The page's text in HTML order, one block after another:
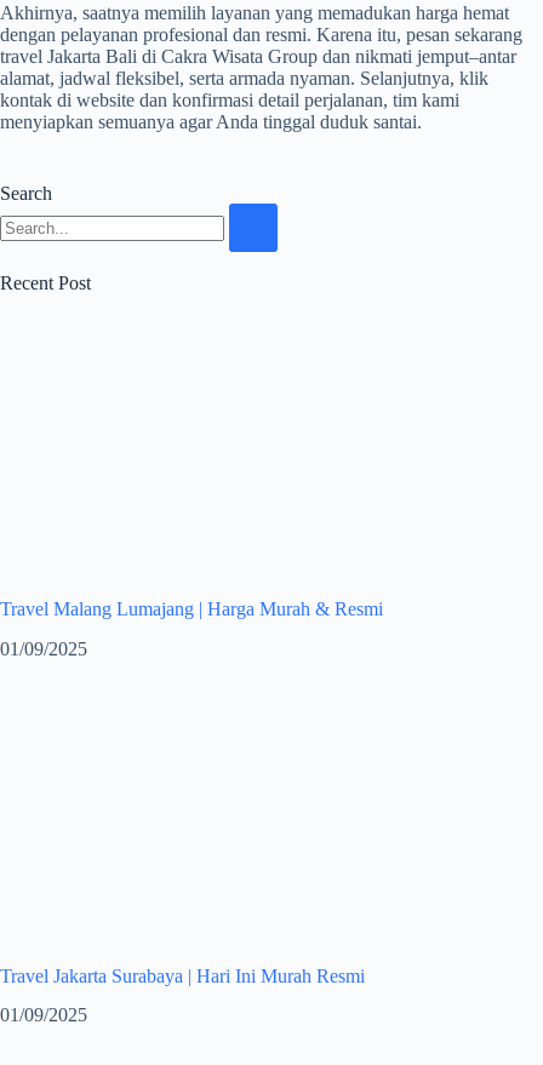
Akhirnya, saatnya memilih layanan yang memadukan harga hemat
dengan pelayanan profesional dan resmi. Karena itu, pesan sekarang
travel Jakarta Bali di Cakra Wisata Group dan nikmati jemput–antar
alamat, jadwal fleksibel, serta armada nyaman. Selanjutnya, klik
kontak di website dan konfirmasi detail perjalanan, tim kami
menyiapkan semuanya agar Anda tinggal duduk santai.
Search
Recent Post
Travel Malang Lumajang | Harga Murah & Resmi
01/09/2025
Travel Jakarta Surabaya | Hari Ini Murah Resmi
01/09/2025